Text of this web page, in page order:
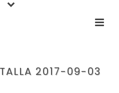
2017-09-03